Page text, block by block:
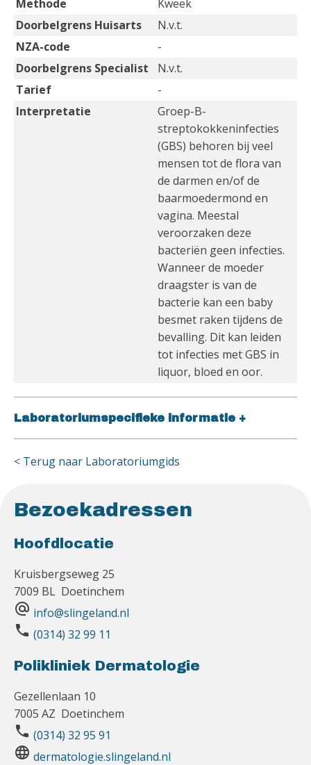
Methode
Kweek
Doorbelgrens Huisarts
N.v.t.
NZA-code
-
Doorbelgrens Specialist
N.v.t.
Tarief
-
Interpretatie
Groep-B-
streptokokkeninfecties
(GBS) behoren bij veel
mensen tot de flora van
de darmen en/of de
baarmoedermond en
vagina. Meestal
veroorzaken deze
bacteriën geen infecties.
Wanneer de moeder
draagster is van de
bacterie kan een baby
besmet raken tijdens de
bevalling. Dit kan leiden
tot infecties met GBS in
liquor, bloed en oor.
Laboratoriumspecifieke informatie +
< Terug naar Laboratoriumgids
Bezoekadressen
Hoofdlocatie
Kruisbergseweg 25
7009 BL Doetinchem
alternate_email info@slingeland.nl
phone (0314) 32 99 11
Polikliniek Dermatologie
Gezellenlaan 10
7005 AZ Doetinchem
phone (0314) 32 95 91
language dermatologie.slingeland.nl